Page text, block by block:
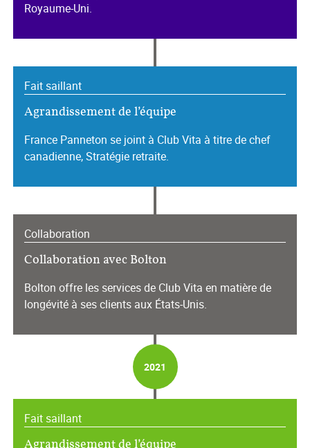
Royaume-Uni.
Fait saillant
Agrandissement de l’équipe
France Panneton se joint à Club Vita à titre de chef
canadienne, Stratégie retraite.
Collaboration
Collaboration avec Bolton
Bolton offre les services de Club Vita en matière de
longévité à ses clients aux États-Unis.
2021
Fait saillant
Agrandissement de l’équipe